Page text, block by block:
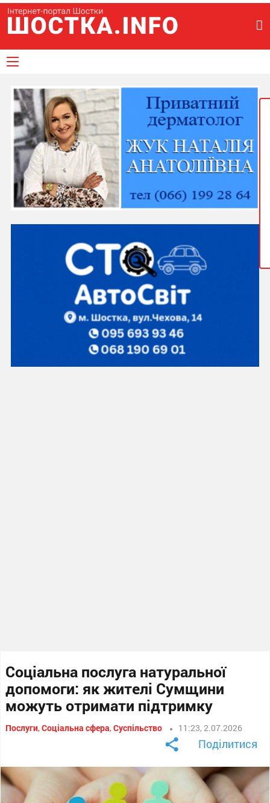
Соціальна послуга натуральної
допомоги: як жителі Сумщини
можуть отримати підтримку
Послуги,Соціальна сфера,Суспільство 11:23, 2.07.2026
Поділитися